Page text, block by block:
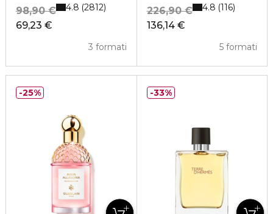
69,23 €
98,90 €
3 formati
4.8 2812
136,14 €
226,90 €
5 formati
4.8 116
25% 33%